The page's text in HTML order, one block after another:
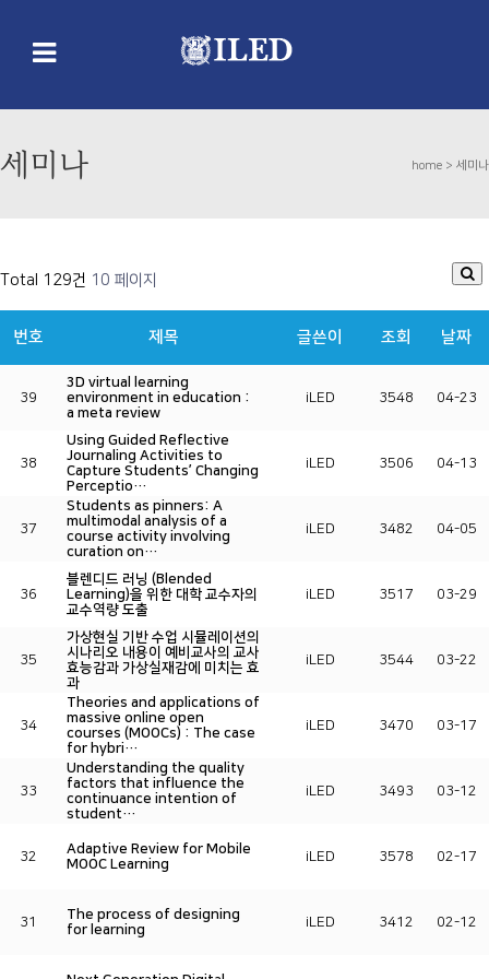
세미나 home > 세미나
Total 129건 10 페이지
번호 제목 글쓴이 조회 날짜
39
3D virtual learning
environment in education :
a meta review
iLED 3548 04-23
38
Using Guided Reflective
Journaling Activities to
Capture Students’ Changing
Perceptio…
iLED 3506 04-13
37
Students as pinners: A
multimodal analysis of a
course activity involving
curation on…
iLED 3482 04-05
36
블렌디드 러닝 (Blended
Learning)을 위한 대학 교수자의
교수역량 도출
iLED 3517 03-29
35
가상현실 기반 수업 시뮬레이션의
시나리오 내용이 예비교사의 교사
효능감과 가상실재감에 미치는 효
과
iLED 3544 03-22
34
Theories and applications of
massive online open
courses (MOOCs) : The case
for hybri…
iLED 3470 03-17
33
Understanding the quality
factors that influence the
continuance intention of
student…
iLED 3493 03-12
32
Adaptive Review for Mobile
MOOC Learning
iLED 3578 02-17
31
The process of designing
for learning
iLED 3412 02-12